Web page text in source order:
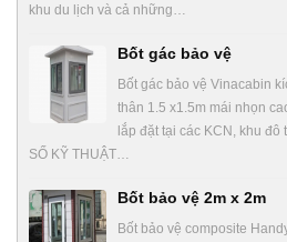
khu du lịch và cả những…
Bốt gác bảo vệ
Bốt gác bảo vệ Vinacabin
thân 1.5 x1.5m mái nhọn
lắp đặt tại các KCN, khu đô
SỐ KỸ THUẬT…
Bốt bảo vệ 2m x 2m
Bốt bảo vệ composite